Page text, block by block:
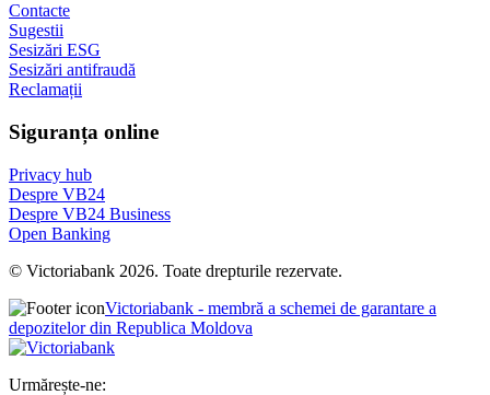
Contacte
Sugestii
Sesizări ESG
Sesizări antifraudă
Reclamații
Siguranța online
Privacy hub
Despre VB24
Despre VB24 Business
Open Banking
© Victoriabank 2026. Toate drepturile rezervate.
Victoriabank - membră a schemei de garantare a
depozitelor din Republica Moldova
Urmărește-ne: